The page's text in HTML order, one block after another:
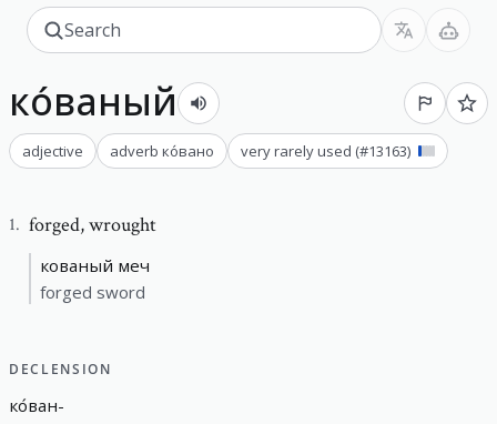
ко́ваный
adjective adverb ко́вано very rarely used (#13163)
1. forged,wrought
кованый меч
forged sword
DECLENSION
ко́ван-